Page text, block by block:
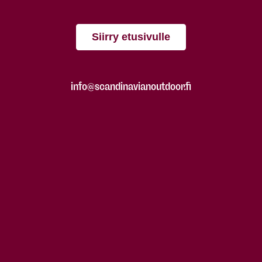
Siirry etusivulle
info@scandinavianoutdoor.fi